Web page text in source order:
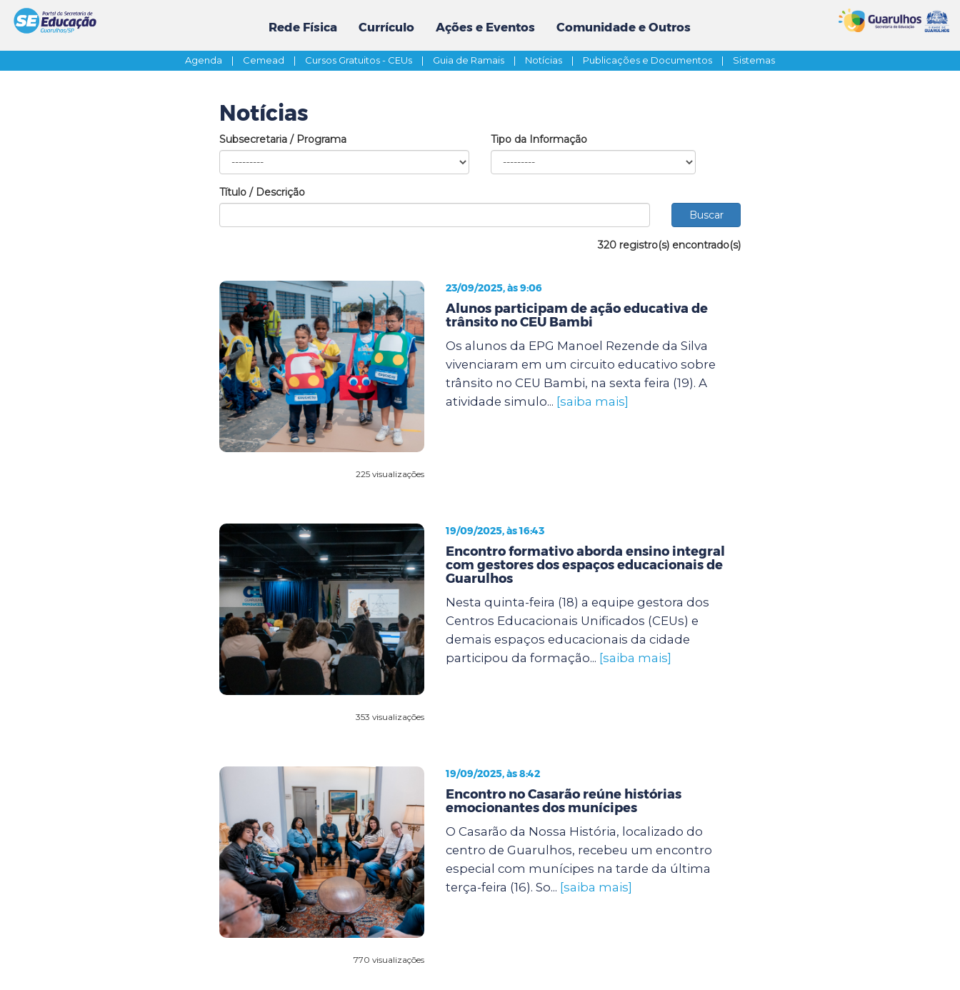
Rede Física Currículo Ações e Eventos Comunidade e Outros
Agenda | Cemead | Cursos Gratuitos - CEUs | Guia de Ramais | Notícias | Publicações e Documentos | Sistemas
Notícias
Subsecretaria / Programa Tipo da Informação
Título / Descrição
320 registro(s) encontrado(s)
225 visualizações
23/09/2025, às 9:06
Alunos participam de ação educativa de
trânsito no CEU Bambi
Os alunos da EPG Manoel Rezende da Silva
vivenciaram em um circuito educativo sobre
trânsito no CEU Bambi, na sexta feira (19). A
atividade simulo... [saiba mais]
353 visualizações
19/09/2025, às 16:43
Encontro formativo aborda ensino integral
com gestores dos espaços educacionais de
Guarulhos
Nesta quinta-feira (18) a equipe gestora dos
Centros Educacionais Unificados (CEUs) e
demais espaços educacionais da cidade
participou da formação... [saiba mais]
770 visualizações
19/09/2025, às 8:42
Encontro no Casarão reúne histórias
emocionantes dos munícipes
O Casarão da Nossa História, localizado do
centro de Guarulhos, recebeu um encontro
especial com munícipes na tarde da última
terça-feira (16). So... [saiba mais]